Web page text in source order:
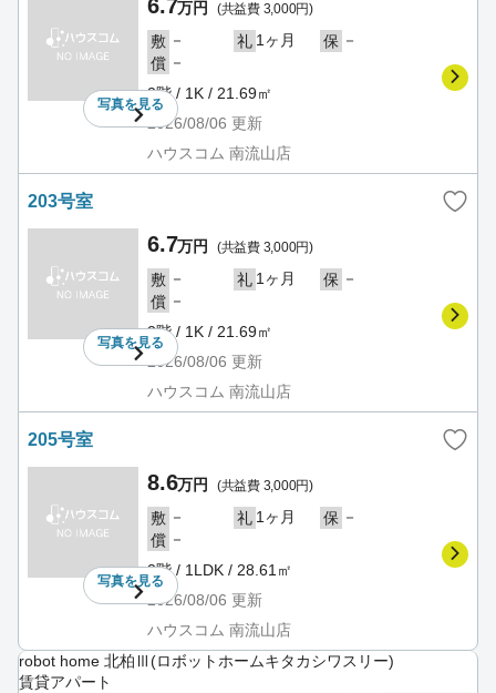
写真を見る
6.7万円 (共益費 3,000円)
敷 － 礼 1ヶ月 保 －
償 －
2階 / 1K / 21.69㎡
2026/08/06 更新
ハウスコム 南流山店
203号室
写真を見る
6.7万円 (共益費 3,000円)
敷 － 礼 1ヶ月 保 －
償 －
2階 / 1K / 21.69㎡
2026/08/06 更新
ハウスコム 南流山店
205号室
写真を見る
8.6万円 (共益費 3,000円)
敷 － 礼 1ヶ月 保 －
償 －
2階 / 1LDK / 28.61㎡
2026/08/06 更新
ハウスコム 南流山店
robot home 北柏Ⅲ(ロボットホームキタカシワスリー)
賃貸アパート